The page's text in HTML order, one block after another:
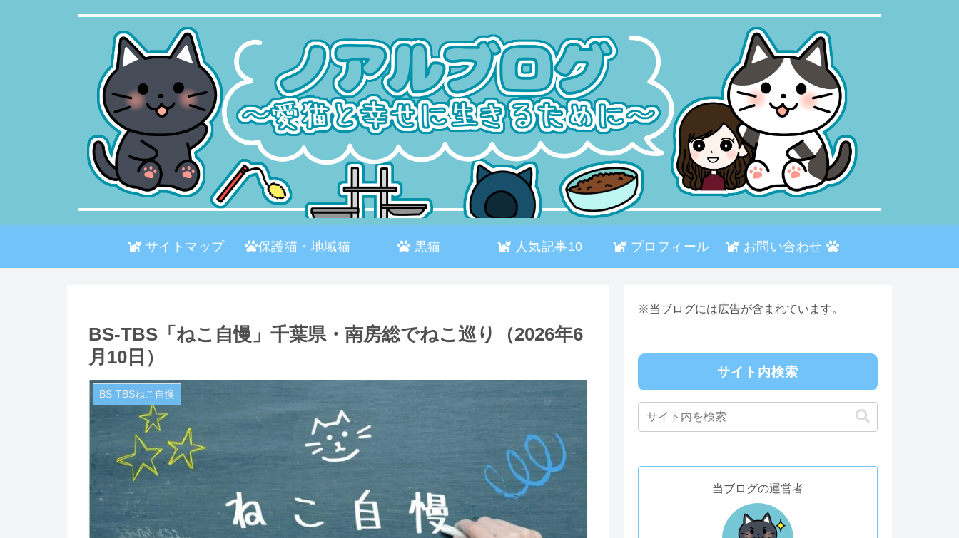
サイトマップ 保護猫・地域猫 黒猫 人気記事10 プロフィール お問い合わせ
BS-TBS「ねこ自慢」千葉県・南房総でねこ巡り（2026年6
月10日）
BS-TBSねこ自慢
※当ブログには広告が含まれています。
サイト内検索
当ブログの運営者